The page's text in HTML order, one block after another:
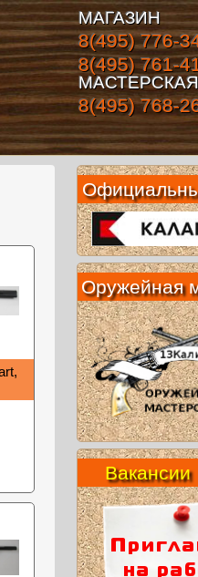
МАГАЗИН
8(495) 776-
8(495) 761-
8(495) 768-
Оружейная
Вакансии